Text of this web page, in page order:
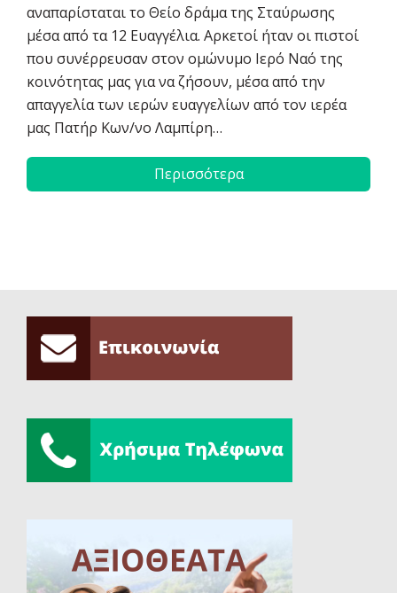
αναπαρίσταται το Θείο δράμα της Σταύρωσης
μέσα από τα 12 Ευαγγέλια. Αρκετοί ήταν οι πιστοί
που συνέρρευσαν στον ομώνυμο Ιερό Ναό της
κοινότητας μας για να ζήσουν, μέσα από την
απαγγελία των ιερών ευαγγελίων από τον ιερέα
μας Πατήρ Κων/νο Λαμπίρη…
Περισσότερα